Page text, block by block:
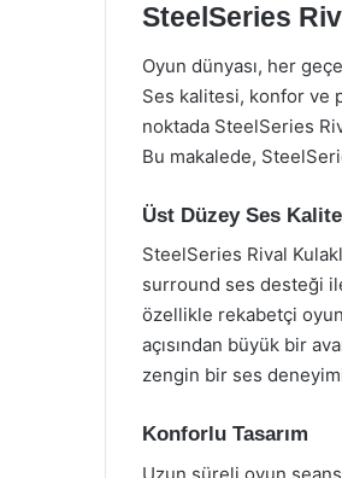
SteelSeries
Oyun dünyası, her
Ses kalitesi, konfor ve
noktada SteelSeries
Bu makalede,
Üst Düzey Ses
SteelSeries Rival
surround ses desteği
özellikle rekabetçi
açısından büyük bir
zengin bir ses
Konforlu Tasarım
Uzun süreli oyun